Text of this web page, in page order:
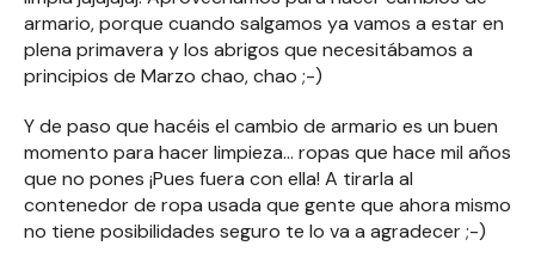
armario, porque cuando salgamos ya vamos a estar en
plena primavera y los abrigos que necesitábamos a
principios de Marzo chao, chao ;-)
Y de paso que hacéis el cambio de armario es un buen
momento para hacer limpieza... ropas que hace mil años
que no pones ¡Pues fuera con ella! A tirarla al
contenedor de ropa usada que gente que ahora mismo
no tiene posibilidades seguro te lo va a agradecer ;-)